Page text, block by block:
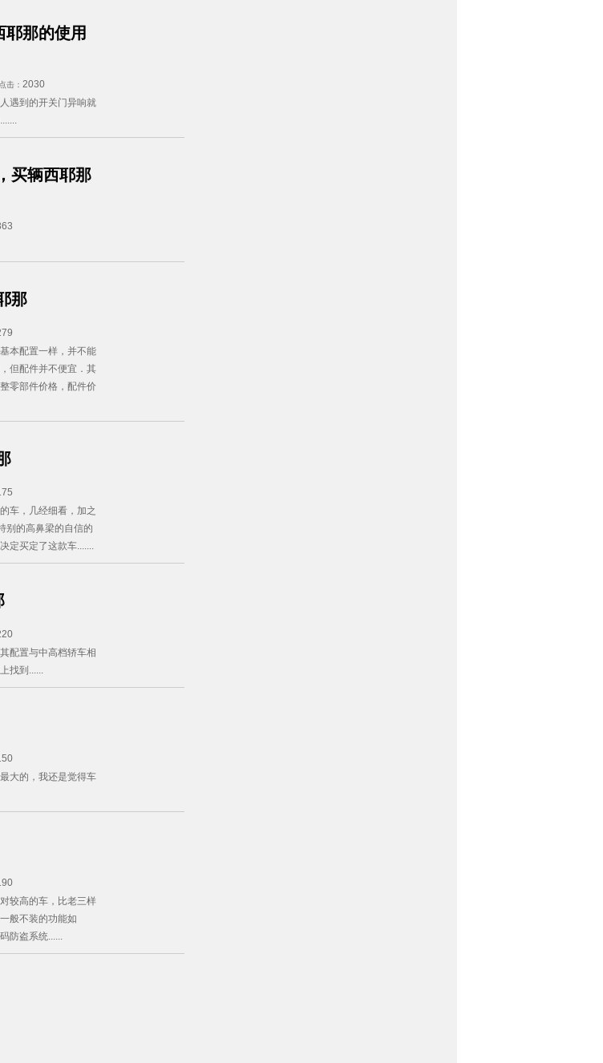
那的使用
点击： 2030
遇到的开关门异响就
买辆西耶那
那
本配置一样，并不能
但配件并不便宜．其
零部件价格，配件价
车，几经细看，加之
别的高鼻梁的自信的
定买定了这款车.......
配置与中高档轿车相
找到......
大的，我还是觉得车
较高的车，比老三样
般不装的功能如
防盗系统......